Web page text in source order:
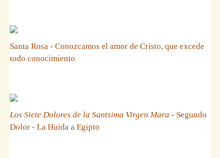
Santa Rosa - Conozcamos el amor de Cristo, que excede
todo conocimiento
Los Siete Dolores de la Santsima Virgen Mara - Segundo
Dolor - La Huida a Egipto